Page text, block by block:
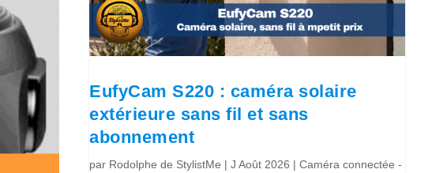
EufyCam S220 : caméra solaire
extérieure sans fil et sans
abonnement
par Rodolphe de StylistMe |J Août 2026 |Caméra connectée -